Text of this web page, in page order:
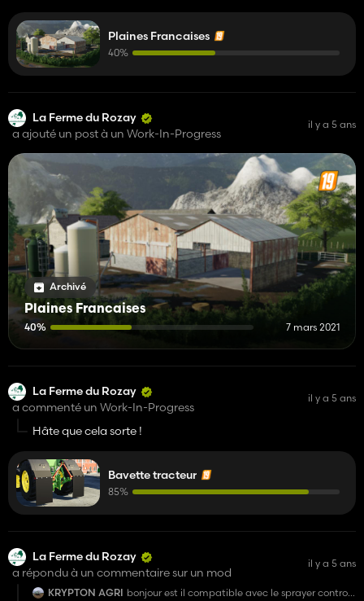
Plaines Francaises
40%
La Ferme du Rozay
a ajouté un post à un Work-In-Progress
il y a 5 ans
Archivé
Plaines Francaises
40% 7 mars 2021
La Ferme du Rozay
a commenté un Work-In-Progress
il y a 5 ans
Hâte que cela sorte !
Bavette tracteur
85%
La Ferme du Rozay
a répondu à un commentaire sur un mod
il y a 5 ans
KRYPTON AGRI bonjour est il compatible avec le sprayer control